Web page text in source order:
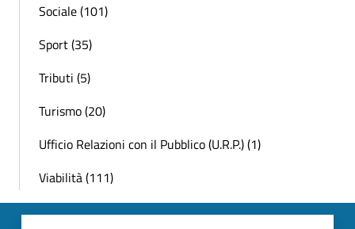
Sociale (101)
Sport (35)
Tributi (5)
Turismo (20)
Ufficio Relazioni con il Pubblico (U.R.P.) (1)
Viabilità (111)